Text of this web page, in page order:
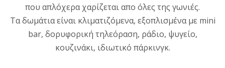
που απλόχερα χαρίζεται απο όλες της γωνιές.
Τα δωμάτια είναι κλιματιζόμενα, εξοπλισμένα με mini
bar, δορυφορική τηλεόραση, ράδιο, ψυγείο,
κουζινάκι, ιδιωτικό πάρκινγκ.